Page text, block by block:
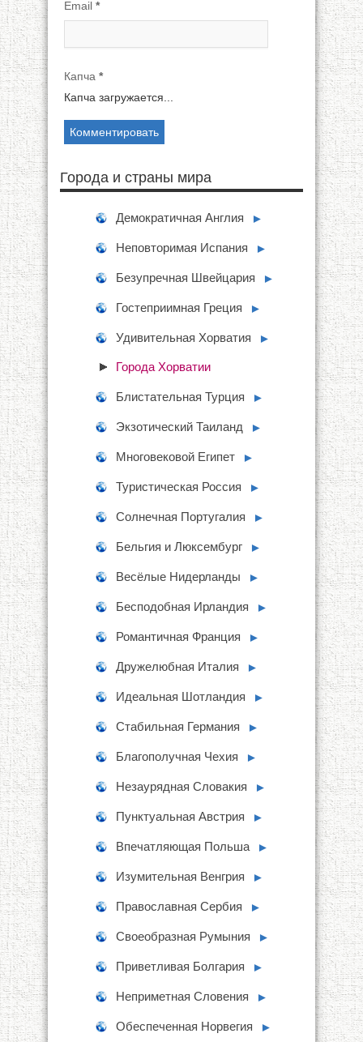
Email *
Капча *
Капча загружается...
Города и страны мира
Демократичная Англия ►
Неповторимая Испания ►
Безупречная Швейцария ►
Гостеприимная Греция ►
Удивительная Хорватия ►
Города Хорватии
Блистательная Турция ►
Экзотический Таиланд ►
Многовековой Египет ►
Туристическая Россия ►
Солнечная Португалия ►
Бельгия и Люксембург ►
Весёлые Нидерланды ►
Бесподобная Ирландия ►
Романтичная Франция ►
Дружелюбная Италия ►
Идеальная Шотландия ►
Стабильная Германия ►
Благополучная Чехия ►
Незаурядная Словакия ►
Пунктуальная Австрия ►
Впечатляющая Польша ►
Изумительная Венгрия ►
Православная Сербия ►
Своеобразная Румыния ►
Приветливая Болгария ►
Неприметная Словения ►
Обеспеченная Норвегия ►